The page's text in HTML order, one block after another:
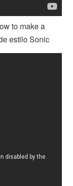
to make a
estilo Sonic